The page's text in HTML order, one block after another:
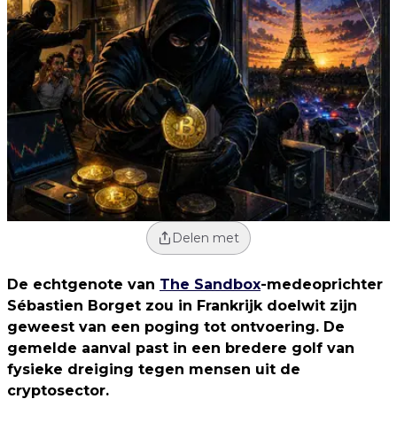
Delen met
De echtgenote van The Sandbox-medeoprichter
Sébastien Borget zou in Frankrijk doelwit zijn
geweest van een poging tot ontvoering. De
gemelde aanval past in een bredere golf van
fysieke dreiging tegen mensen uit de
cryptosector.